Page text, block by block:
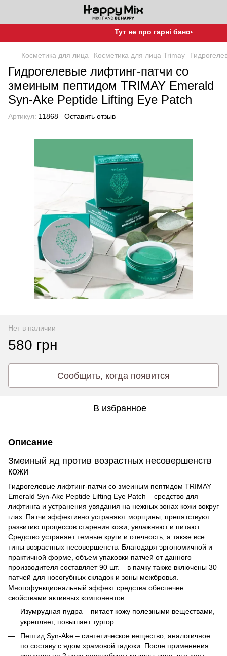
Тут не про гарні баночки, а про
Косметика для лица Косметика для лица Trimay
Гидрогелевые лифтинг-патчи со
змеиным пептидом TRIMAY Emerald
Syn-Ake Peptide Lifting Eye Patch
Артикул: 11868 Оставить отзыв
Нет в наличии
580 грн
Сообщить, когда появится
В избранное
Описание
Змеиный яд против возрастных несовершенств
кожи
Гидрогелевые лифтинг-патчи со змеиным пептидом TRIMAY
Emerald Syn-Ake Peptide Lifting Eye Patch – средство для
лифтинга и устранения увядания на нежных зонах кожи вокруг
глаз. Патчи эффективно устраняют морщины, препятствуют
развитию процессов старения кожи, увлажняют и питают.
Средство устраняет темные круги и отечность, а также все
типы возрастных несовершенств. Благодаря эргономичной и
практичной форме, объем упаковки патчей от данного
производителя составляет 90 шт. – в пачку также включены 30
патчей для носогубных складок и зоны межбровья.
Многофункциональный эффект средства обеспечен
свойствами активных компонентов:
Изумрудная пудра – питает кожу полезными веществами,
укрепляет, повышает тургор.
Пептид Syn-Ake – синтетическое вещество, аналогичное
по составу с ядом храмовой гадюки. После применения